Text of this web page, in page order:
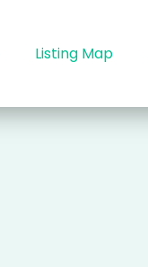
Listing Map